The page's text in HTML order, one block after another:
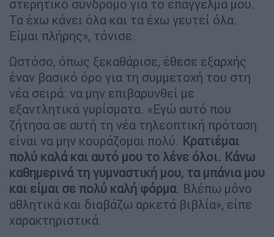
στερητικό σύνδρομο για το επάγγελμά μου.
Τα έχω κάνει όλα και τα έχω γευτεί όλα.
Είμαι πλήρης», τόνισε.
Ωστόσο, όπως ξεκαθάρισε, έθεσε εξαρχής
έναν βασικό όρο για τη συμμετοχή του στη
νέα σειρά: να μην επιβαρυνθεί με
εξαντλητικά γυρίσματα. «Εγώ αυτό που
ζήτησα σε αυτή τη νέα τηλεοπτική πρόταση
είναι να μην κουράζομαι πολύ. Κρατιέμαι
πολύ καλά και αυτό μου το λένε όλοι. Κάνω
καθημερινά τη γυμναστική μου, τα μπάνια μου
και είμαι σε πολύ καλή φόρμα. Βλέπω μόνο
αθλητικά και διαβάζω αρκετά βιβλία», είπε
χαρακτηριστικά.